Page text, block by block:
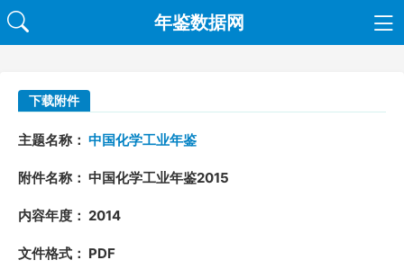
年鉴数据网
下载附件
主题名称： 中国化学工业年鉴
附件名称： 中国化学工业年鉴2015
内容年度： 2014
文件格式： PDF